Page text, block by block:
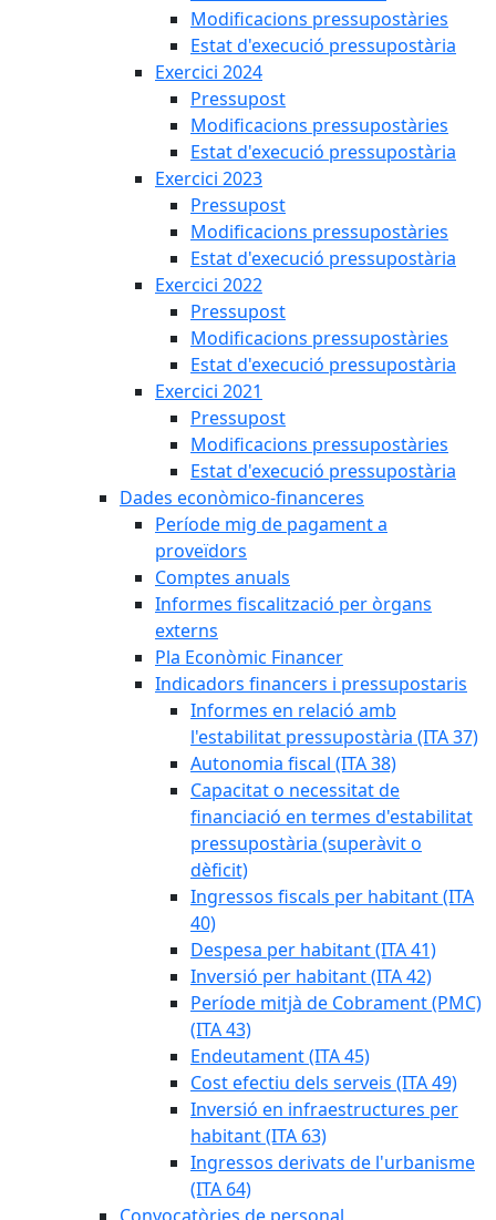
Modificacions pressupostàries
Estat d'execució pressupostària
Exercici 2024
Pressupost
Modificacions pressupostàries
Estat d'execució pressupostària
Exercici 2023
Pressupost
Modificacions pressupostàries
Estat d'execució pressupostària
Exercici 2022
Pressupost
Modificacions pressupostàries
Estat d'execució pressupostària
Exercici 2021
Pressupost
Modificacions pressupostàries
Estat d'execució pressupostària
Dades econòmico-financeres
Període mig de pagament a
proveïdors
Comptes anuals
Informes fiscalització per òrgans
externs
Pla Econòmic Financer
Indicadors financers i pressupostaris
Informes en relació amb
l'estabilitat pressupostària (ITA 37)
Autonomia fiscal (ITA 38)
Capacitat o necessitat de
financiació en termes d'estabilitat
pressupostària (superàvit o
dèficit)
Ingressos fiscals per habitant (ITA
40)
Despesa per habitant (ITA 41)
Inversió per habitant (ITA 42)
Període mitjà de Cobrament (PMC)
(ITA 43)
Endeutament (ITA 45)
Cost efectiu dels serveis (ITA 49)
Inversió en infraestructures per
habitant (ITA 63)
Ingressos derivats de l'urbanisme
(ITA 64)